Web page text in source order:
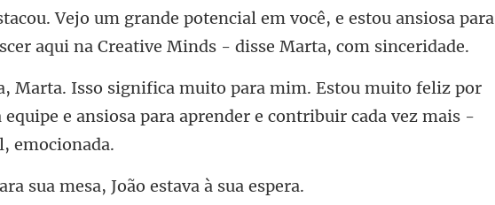
Vejo um grande potencial em você, e estou ansiosa para
muito feliz por
e ansiosa para apre
sua mesa, João es